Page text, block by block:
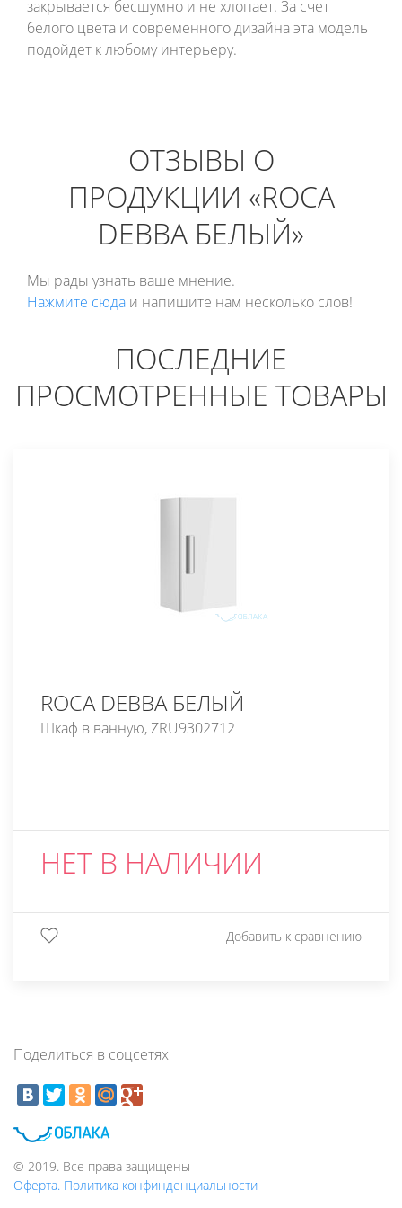
закрывается бесшумно и не хлопает. За счет
белого цвета и современного дизайна эта модель
подойдет к любому интерьеру.
ОТЗЫВЫ О
ПРОДУКЦИИ «ROCA
DEBBA БЕЛЫЙ»
Мы рады узнать ваше мнение.
Нажмите сюда и напишите нам несколько слов!
ПОСЛЕДНИЕ
ПРОСМОТРЕННЫЕ ТОВАРЫ
ROCA DEBBA БЕЛЫЙ
Шкаф в ванную, ZRU9302712
НЕТ В НАЛИЧИИ
Добавить к сравнению
Поделиться в соцсетях
© 2019. Все права защищены
Оферта. Политика конфинденциальности